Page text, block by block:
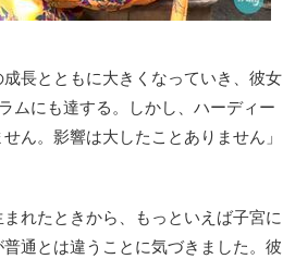
長とともに大きくなっていき、彼女
ムにも達する。しかし、ハーディー
ん。影響は大したことありません」
れたときから、もっといえば子宮に
通とは違うことに気づきました。彼